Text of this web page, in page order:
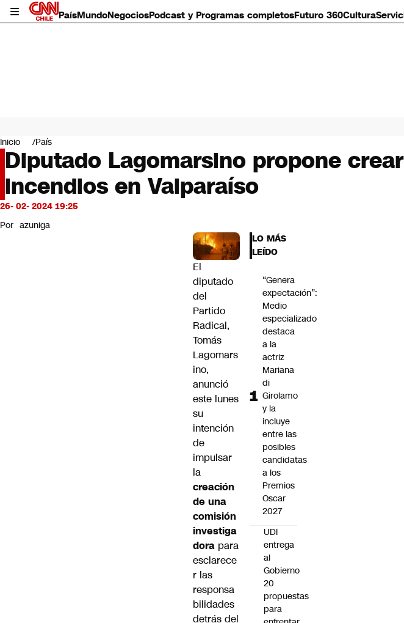
PaísMundoNegociosPodcast y Programas completosFuturo 360Cultura
Mundo
Negocios
Deportes
Programas completos
Cultura
Servicios
CNN Data
Inicio País
Diputado Lagomarsino propone
incendios en Valparaíso
26- 02- 2024 19:25
Por azuniga
El
diputado
del
Partido
Radical,
Tomás
Lagomars
ino,
anunció
este lunes
su
intención
de
impulsar
la
creación
de una
comisión
investiga
dora para
esclarece
r las
responsa
bilidades
detrás del
LO MÁS
LEÍDO
“Genera
expectación”:
Medio
especializado
destaca
a la
actriz
Mariana
di
Girolamo
y la
incluye
entre las
posibles
candidatas
a los
Premios
Oscar
2027
UDI
entrega
al
Gobierno
20
propuestas
para